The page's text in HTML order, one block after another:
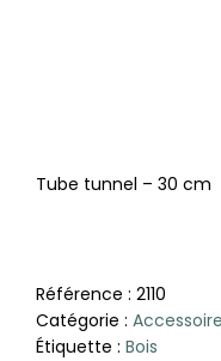
Tube tunnel – 30 cm
Référence : 2110
Catégorie :
Étiquette : Bois